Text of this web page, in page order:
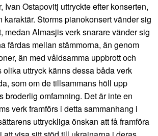
Ivan Ostapovitj uttryckte efter konserten,
karaktär. Storms pianokonsert vänder sig
medan Almasjis verk snarare vänder sig
färdas mellan stämmorna, än genom
än med våldsamma uppbrott och
olika uttryck känns dessa båda verk
som om de tillsammans höll upp
broderlig omfamning. Det är inte en
verk framförs i detta sammanhang i
uttryckliga önskan att få framföra